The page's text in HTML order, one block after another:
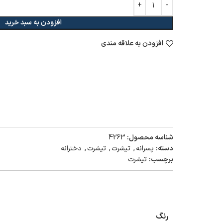
افزودن به سبد خرید
افزودن به علاقه مندی
شناسه محصول: 4263
دسته: پسرانه, تیشرت, تیشرت, دخترانه
برچسب: تیشرت
رنگ